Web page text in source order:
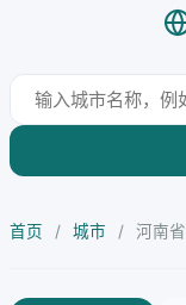
首页 / 城市 / 河南省